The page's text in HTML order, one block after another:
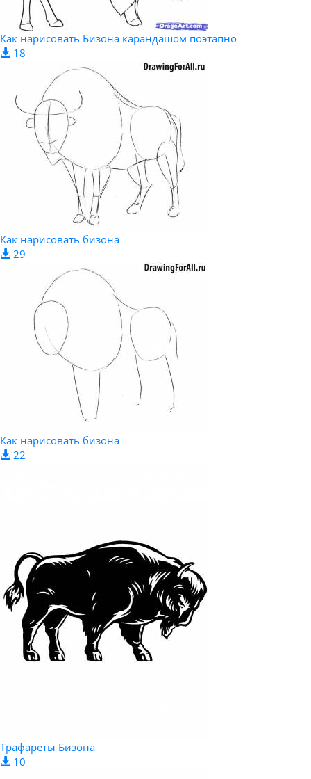
Как нарисовать Бизона карандашом поэтапно
18
Как нарисовать бизона
29
Как нарисовать бизона
22
Трафареты Бизона
10